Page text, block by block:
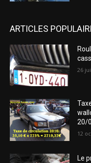
ARTICLES
26
20/
12
Le